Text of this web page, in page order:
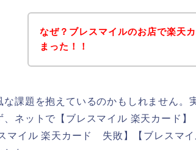
なぜ？ブレスマイルのお店で楽天
まった！！
な課題を抱えているのかもしれません。
、ネットで【ブレスマイル 楽天カード
スマイル 楽天カード 失敗】【ブレスマ